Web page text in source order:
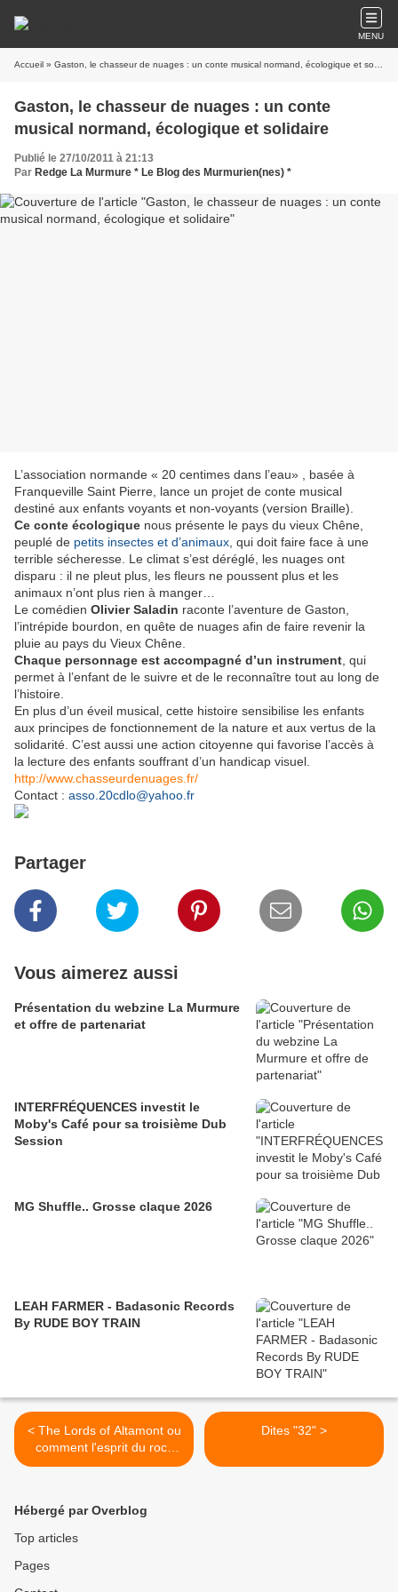
MENU
Accueil » Gaston, le chasseur de nuages : un conte musical normand, écologique et solidaire
Gaston, le chasseur de nuages : un conte
musical normand, écologique et solidaire
Publié le 27/10/2011 à 21:13
Par Redge La Murmure * Le Blog des Murmurien(nes) *
L’association normande « 20 centimes dans l’eau» , basée à
Franqueville Saint Pierre, lance un projet de conte musical
destiné aux enfants voyants et non-voyants (version Braille).
Ce conte écologique nous présente le pays du vieux Chêne,
peuplé de petits insectes et d’animaux , qui doit faire face à une
terrible sécheresse. Le climat s’est déréglé, les nuages ont
disparu : il ne pleut plus, les fleurs ne poussent plus et les
animaux n’ont plus rien à manger…
Le comédien Olivier Saladin raconte l’aventure de Gaston,
l’intrépide bourdon, en quête de nuages afin de faire revenir la
pluie au pays du Vieux Chêne.
Chaque personnage est accompagné d’un instrument , qui
permet à l’enfant de le suivre et de le reconnaître tout au long de
l’histoire.
En plus d’un éveil musical, cette histoire sensibilise les enfants
aux principes de fonctionnement de la nature et aux vertus de la
solidarité. C’est aussi une action citoyenne qui favorise l’accès à
la lecture des enfants souffrant d’un handicap visuel.
http://www.chasseurdenuages.fr/
Contact : asso.20cdlo@yahoo.fr
Partager
Vous aimerez aussi
Présentation du webzine La Murmure
et offre de partenariat
INTERFRÉQUENCES investit le
Moby's Café pour sa troisième Dub
Session
MG Shuffle.. Grosse claque 2026
LEAH FARMER - Badasonic Records
By RUDE BOY TRAIN
< The Lords of Altamont ou
comment l'esprit du rock
envahit le 106
Dites "32" >
Hébergé par Overblog
Top articles
Pages